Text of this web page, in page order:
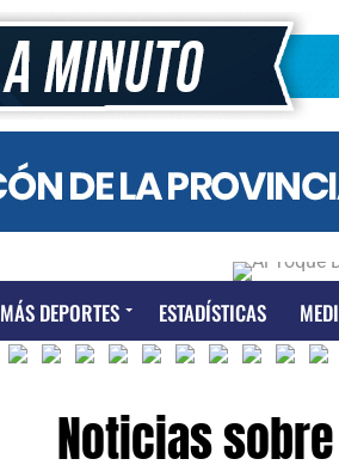
MÁS DEPORTES ESTADÍSTICAS
Noticias